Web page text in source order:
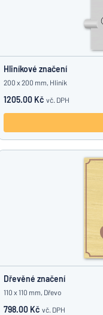
Hliníkové značení
200 x 200 mm, Hliník
1205.00 Kč vč. DPH
Dřevěné značení
110 x 110 mm, Dřevo
798.00 Kč vč. DPH